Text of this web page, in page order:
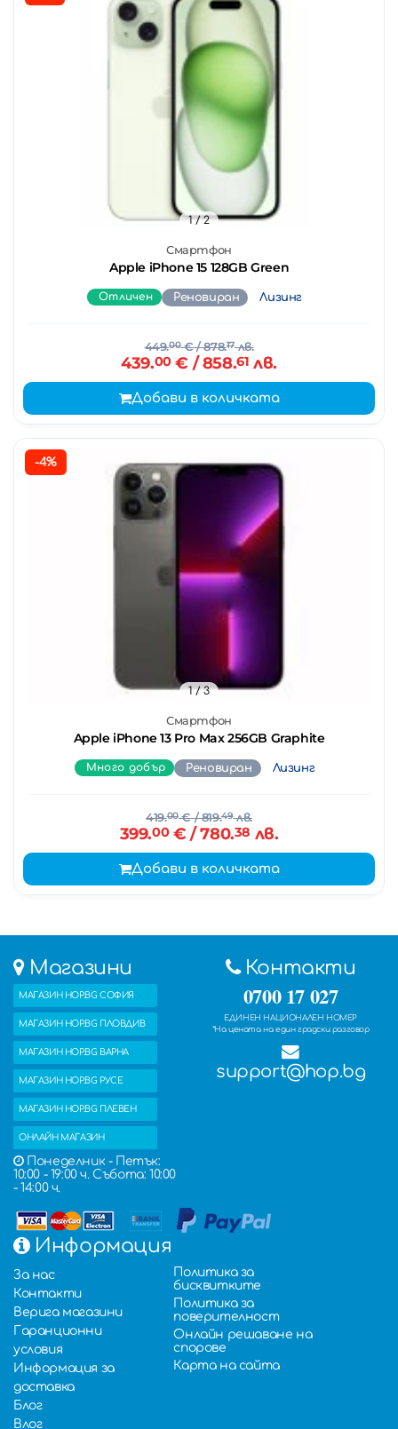
Смартфон
Apple iPhone 15 128GB Green
1/ 2
Отличен Реновиран Лизинг
449.00€/ 878.17лв.
439.00€ / 858.61 лв.
Добави в количката
-4%
Смартфон
Apple iPhone 13 Pro Max 256GB Graphite
1/ 3
Много добър Реновиран Лизинг
419.00€/ 819.49лв.
399.00€ / 780.38 лв.
Добави в количката
Магазини
МАГАЗИН HOP.BG СОФИЯ
МАГАЗИН HOP.BG ПЛОВДИВ
МАГАЗИН HOP.BG ВАРНА
МАГАЗИН HOP.BG РУСЕ
МАГАЗИН HOP.BG ПЛЕВЕН
ОНЛАЙН МАГАЗИН
Понеделник - Петък:
10:00 - 19:00 ч. Събота: 10:00
- 14:00 ч.
Контакти
0700 17 027
ЕДИНЕН НАЦИОНАЛЕН НОМЕР
*На цената на един градски разговор
support@hop.bg
Информация
За нас
Контакти
Верига магазини
Гаранционни
условия
Информация за
доставка
Блог
Влог
Политика за
бисквитките
Политика за
поверителност
Онлайн решаване на
спорове
Карта на сайта